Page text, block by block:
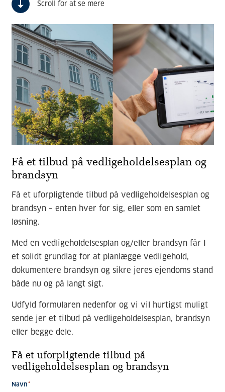
Scroll for at se mere
Få et tilbud på vedligeholdelsesplan og
brandsyn
Få et uforpligtende tilbud på vedligeholdelsesplan og
brandsyn – enten hver for sig, eller som en samlet
løsning.
Med en vedligeholdelsesplan og/eller brandsyn får I
et solidt grundlag for at planlægge vedligehold,
dokumentere brandsyn og sikre jeres ejendoms stand
både nu og på langt sigt.
Udfyld formularen nedenfor og vi vil hurtigst muligt
sende jer et tilbud på vedligeholdelsesplan, brandsyn
eller begge dele.
Få et uforpligtende tilbud på
vedligeholdelsesplan og brandsyn
Navn